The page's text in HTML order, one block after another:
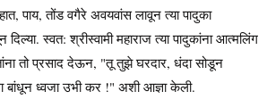
पाय, तोंड वगैरे अवयवांस लावून त्या पादुका
दिल्या. स्वत: श्रीस्वामी महाराज त्या पादुकांना आत्मलिंग
तो प्रसाद देऊन, "तू तुझे घरदार, धंदा सोडून
बांधून ध्वजा उभी कर !" अशी आज्ञा केली.